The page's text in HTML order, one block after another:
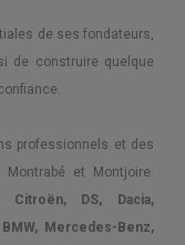
de ses fondateurs,
de construire quelque
professionnels et des
et Montjoire.
Citroën, DS, Dacia,
Mercedes-Benz,